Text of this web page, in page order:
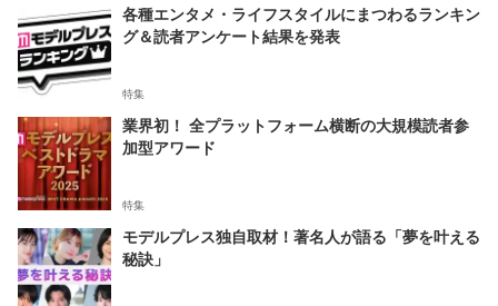
各種エンタメ・ライフスタイルにまつわるランキン
グ＆読者アンケート結果を発表
特集
業界初！ 全プラットフォーム横断の大規模読者参
加型アワード
特集
モデルプレス独自取材！著名人が語る「夢を叶える
秘訣」